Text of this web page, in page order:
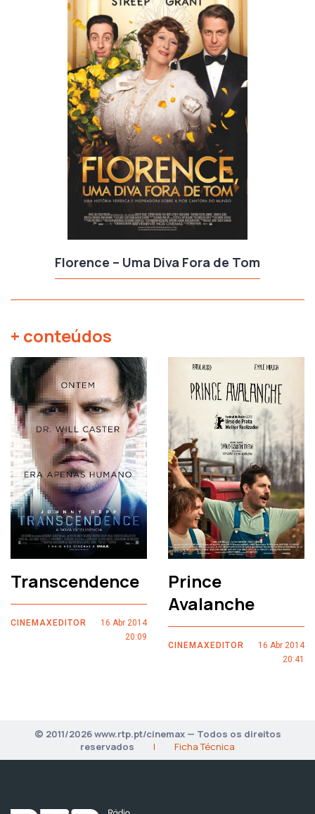
Florence – Uma Diva Fora de Tom
+ conteúdos
Transcendence
CINEMAXEDITOR
16 Abr 2014
20:09
Prince
Avalanche
CINEMAXEDITOR
16 Abr 2014
20:41
© 2011/2026 www.rtp.pt/cinemax — Todos os direitos
reservados
| Ficha Técnica